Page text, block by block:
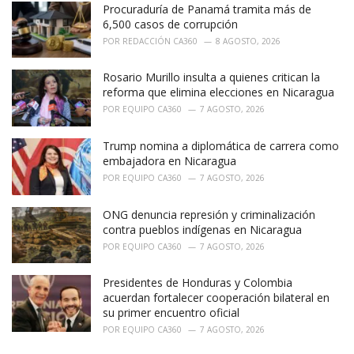
:
Procuraduría de Panamá tramita más de
6,500 casos de corrupción
POR REDACCIÓN CA360 8 AGOSTO, 2026
Rosario Murillo insulta a quienes critican la
reforma que elimina elecciones en Nicaragua
POR EQUIPO CA360 7 AGOSTO, 2026
Trump nomina a diplomática de carrera como
embajadora en Nicaragua
POR EQUIPO CA360 7 AGOSTO, 2026
ONG denuncia represión y criminalización
contra pueblos indígenas en Nicaragua
POR EQUIPO CA360 7 AGOSTO, 2026
Presidentes de Honduras y Colombia
acuerdan fortalecer cooperación bilateral en
su primer encuentro oficial
POR EQUIPO CA360 7 AGOSTO, 2026